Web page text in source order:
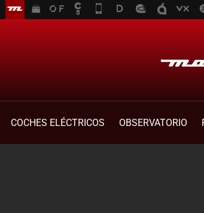
COCHES ELÉCTRICOS OBSERVATORIO